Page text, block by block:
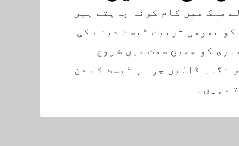
ملک میں کام کرنا چاہتے ہیں
عمومی تربیت ٹیسٹ دینے کی
کو صحیح سمت میں شروع
نگاہ ڈالیں جو آپ ٹیسٹ کے دن